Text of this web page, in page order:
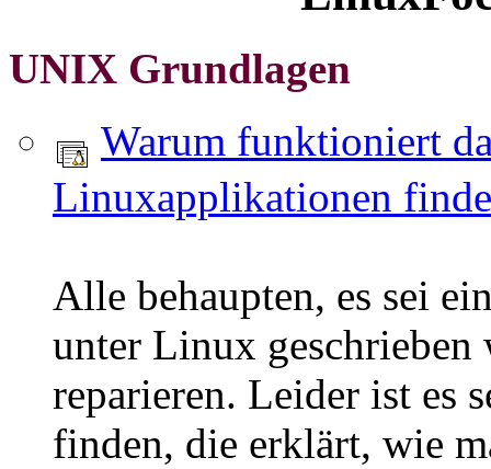
UNIX Grundlagen
Warum funktioniert
Linuxapplikationen
Alle behaupten, es sei
unter Linux
reparieren. Leider ist es
finden, die erklärt, wie